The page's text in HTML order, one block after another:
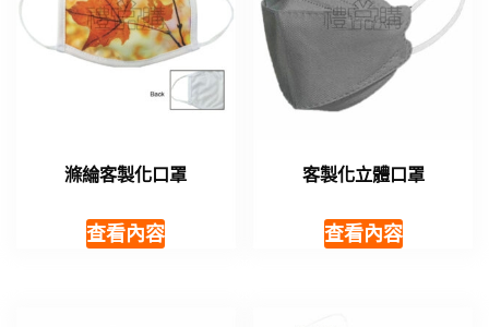
滌綸客製化口罩
查看內容
客製化立體口罩
查看內容